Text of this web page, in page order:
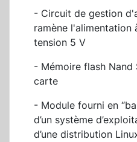
- Circuit de gestion
ramène l'alimentation
tension 5 V
- Mémoire flash Nand
carte
- Module fourni en
d’un système
d’une distribution